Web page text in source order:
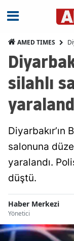
AMED TIMES
silahlı
salonuna
yaralandı.
düştü.
Haber Merkezi
Yönetici